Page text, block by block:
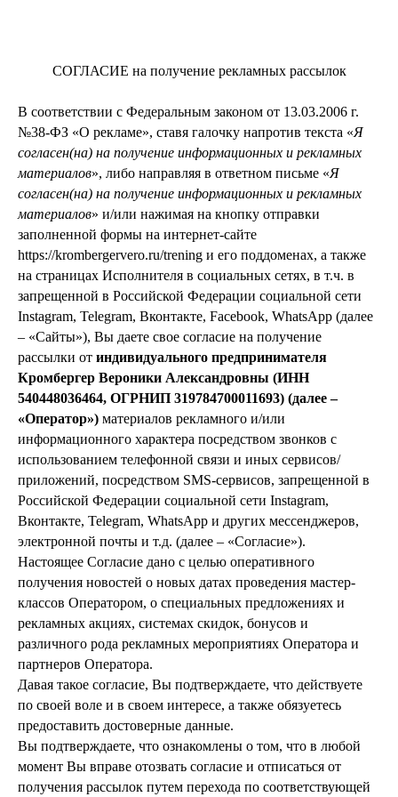
СОГЛАСИЕ на получение рекламных рассылок
В соответствии с Федеральным законом от 13.03.2006 г.
№38-ФЗ «О рекламе», ставя галочку напротив текста «Я
согласен(на) на получение информационных и рекламных
материалов», либо направляя в ответном письме «Я
согласен(на) на получение информационных и рекламных
материалов» и/или нажимая на кнопку отправки
заполненной формы на интернет-сайте
https://krombergervero.ru/trening и его поддоменах, а также
на страницах Исполнителя в социальных сетях, в т.ч. в
запрещенной в Российской Федерации социальной сети
Instagram, Telegram, Вконтакте, Facebook, WhatsApp (далее
– «Сайты»), Вы даете свое согласие на получение
рассылки от индивидуального предпринимателя
Кромбергер Вероники Александровны (ИНН
540448036464, ОГРНИП 319784700011693) (далее –
«Оператор») материалов рекламного и/или
информационного характера посредством звонков с
использованием телефонной связи и иных сервисов/
приложений, посредством SMS-сервисов, запрещенной в
Российской Федерации социальной сети Instagram,
Вконтакте, Telegram, WhatsApp и других мессенджеров,
электронной почты и т.д. (далее – «Согласие»).
Настоящее Согласие дано с целью оперативного
получения новостей о новых датах проведения мастер-
классов Оператором, о специальных предложениях и
рекламных акциях, системах скидок, бонусов и
различного рода рекламных мероприятиях Оператора и
партнеров Оператора.
Давая такое согласие, Вы подтверждаете, что действуете
по своей воле и в своем интересе, а также обязуетесь
предоставить достоверные данные.
Вы подтверждаете, что ознакомлены о том, что в любой
момент Вы вправе отозвать согласие и отписаться от
получения рассылок путем перехода по соответствующей